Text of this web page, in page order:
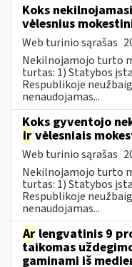
Koks
vėlesnius
Web turinio sąrašas
Nekilnojamojo turto
turtas: 1) Statybos
Respublikoje
nenaudojamas...
Koks gyventojo
ir vėlesniais
Web turinio sąrašas
Nekilnojamojo turto
turtas: 1) Statybos
Respublikoje
nenaudojamas...
Ar lengvatinis 9
taikomas
gaminami iš